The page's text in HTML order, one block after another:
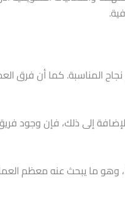
نجاح المناسبة. كما أن فرق
إلى ذلك، فإن وجود
وهو ما يبحث عنه معظم